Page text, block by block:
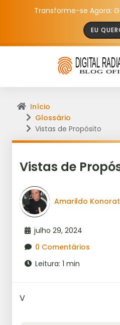
Transforme-se Agora:
EU
Início
Glossário
Vistas de Propósito
Vistas de
Amarildo Konorat
julho 29, 2024
0 Comentários
Leitura: 1 min
V